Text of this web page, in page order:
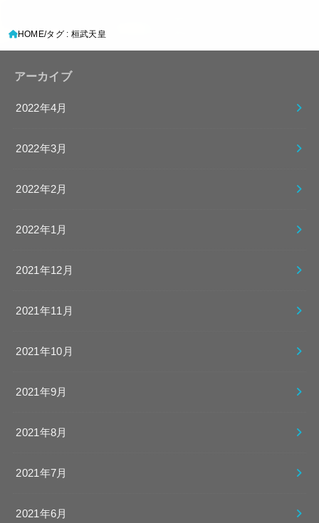
HOME タグ : 桓武天皇
アーカイブ
2022年4月
2022年3月
2022年2月
2022年1月
2021年12月
2021年11月
2021年10月
2021年9月
2021年8月
2021年7月
2021年6月